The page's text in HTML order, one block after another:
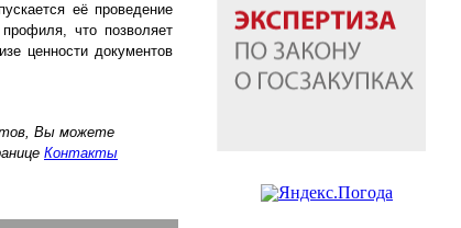
её проведение
что позволяет
ценности документов
Вы можете
Контакты